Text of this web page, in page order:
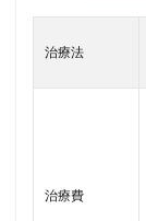
治療法
治療費